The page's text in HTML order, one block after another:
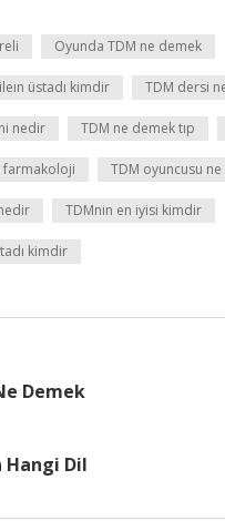
Oyunda TDM ne demek
üstadı kimdir TDM dersi
nedir TDM ne demek tıp
farmakoloji TDM oyuncusu
TDMnin en iyisi kimdir
kimdir
Demek
Hangi Dil